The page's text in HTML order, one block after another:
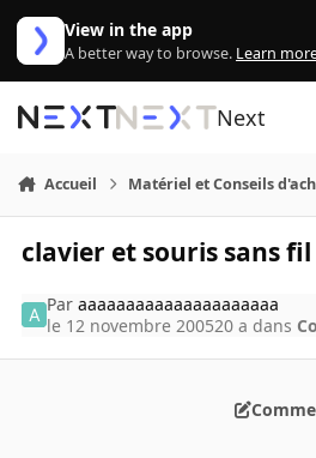
Aller au contenu
View in the app
A better way to browse. Learn
Next
Accueil Matériel et Conseils
clavier et souris sans
Paraaaaaaaaaaaaaaaaaaaaa
le 12 novembre 200520 a dans